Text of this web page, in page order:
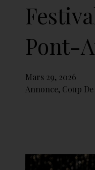
Pont-
Mars 29, 2026
Annonce, Coup